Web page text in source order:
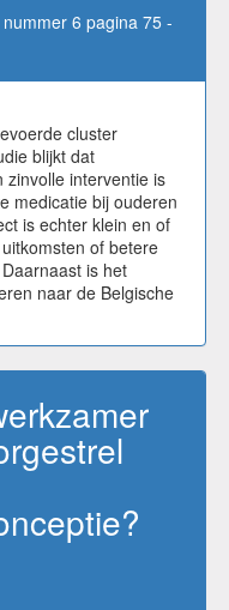
6 pagina 75 -
cluster
blijkt dat
zinvolle interventie is
medicatie bij ouderen
is echter klein en of
of betere
is het
naar de Belgische